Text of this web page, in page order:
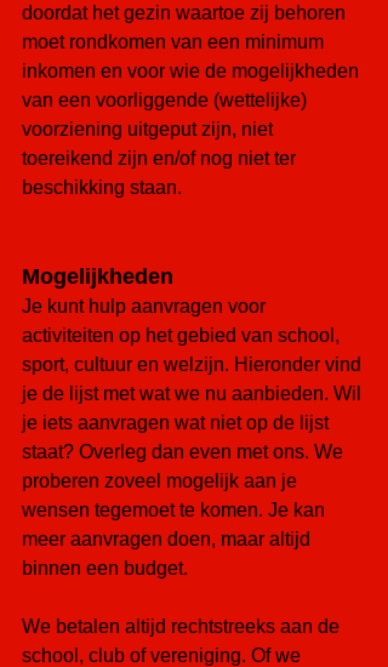
doordat het gezin waartoe zij behoren
moet rondkomen van een minimum
inkomen en voor wie de mogelijkheden
van een voorliggende (wettelijke)
voorziening uitgeput zijn, niet
toereikend zijn en/of nog niet ter
beschikking staan.
Mogelijkheden
Je kunt hulp aanvragen voor
activiteiten op het gebied van school,
sport, cultuur en welzijn. Hieronder vind
je de lijst met wat we nu aanbieden. Wil
je iets aanvragen wat niet op de lijst
staat? Overleg dan even met ons. We
proberen zoveel mogelijk aan je
wensen tegemoet te komen. Je kan
meer aanvragen doen, maar altijd
binnen een budget.
We betalen altijd rechtstreeks aan de
school, club of vereniging. Of we